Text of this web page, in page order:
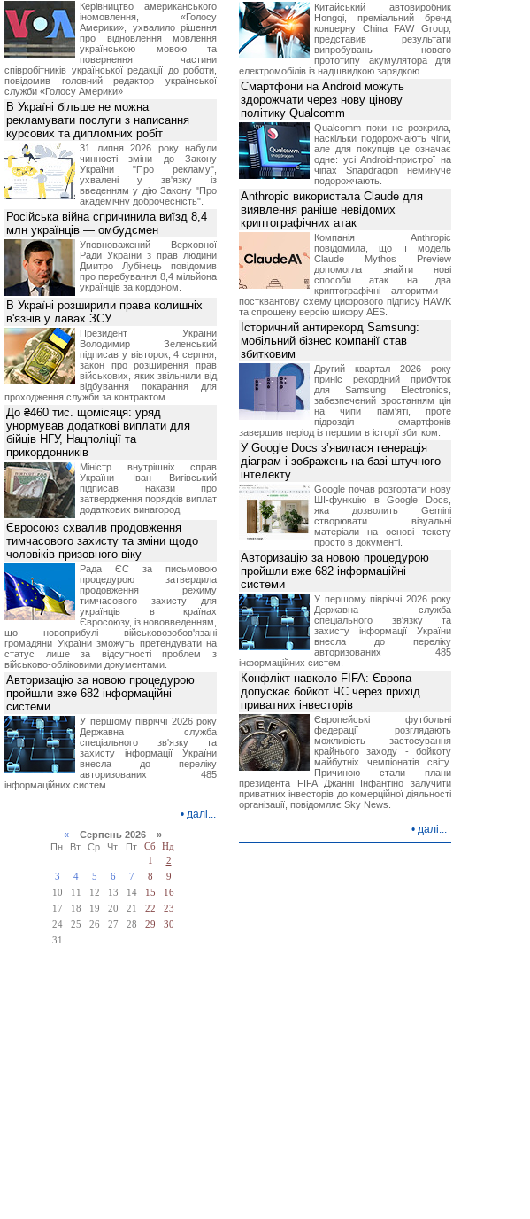
Керівництво американського
іномовлення, «Голосу
Америки», ухвалило рішення
про відновлення мовлення
українською мовою та
повернення частини
співробітників української редакції до роботи,
повідомив головний редактор української
служби «Голосу Америки»
В Україні більше не можна
рекламувати послуги з написання
курсових та дипломних робіт
31 липня 2026 року набули
чинності зміни до Закону
України "Про рекламу",
ухвалені у зв'язку із
введенням у дію Закону "Про
академічну доброчесність".
Російська війна спричинила виїзд 8,4
млн українців — омбудсмен
Уповноважений Верховної
Ради України з прав людини
Дмитро Лубінець повідомив
про перебування 8,4 мільйона
українців за кордоном.
В Україні розширили права колишніх
в'язнів у лавах ЗСУ
Президент України
Володимир Зеленський
підписав у вівторок, 4 серпня,
закон про розширення прав
військових, яких звільнили від
відбування покарання для
проходження служби за контрактом.
До ₴460 тис. щомісяця: уряд
унормував додаткові виплати для
бійців НГУ, Нацполіції та
прикордонників
Міністр внутрішніх справ
України Іван Вигівський
підписав накази про
затвердження порядків виплат
додаткових винагород
Євросоюз схвалив продовження
тимчасового захисту та зміни щодо
чоловіків призовного віку
Рада ЄС за письмовою
процедурою затвердила
продовження режиму
тимчасового захисту для
українців в країнах
Євросоюзу, із нововведенням,
що новоприбулі військовозобов'язані
громадяни України зможуть претендувати на
статус лише за відсутності проблем з
військово-обліковими документами.
Авторизацію за новою процедурою
пройшли вже 682 інформаційні
системи
У першому півріччі 2026 року
Державна служба
спеціального зв'язку та
захисту інформації України
внесла до переліку
авторизованих 485
інформаційних систем.
• далі...
«Серпень 2026 »
Пн
Вт Ср Чт Пт Сб
Нд
1
2
3
4 5 6 7 8
9
10
11 12 13 14 15
16
17
18 19 20 21 22
23
24
25 26 27 28 29
30
31
Китайський автовиробник
Hongqi, преміальний бренд
концерну China FAW Group,
представив результати
випробувань нового
прототипу акумулятора для
електромобілів із надшвидкою зарядкою.
Смартфони на Android можуть
здорожчати через нову цінову
політику Qualcomm
Qualcomm поки не розкрила,
наскільки подорожчають чіпи,
але для покупців це означає
одне: усі Android-пристрої на
чіпах Snapdragon неминуче
подорожчають.
Anthropic використала Claude для
виявлення раніше невідомих
криптографічних атак
Компанія Anthropic
повідомила, що її модель
Claude Mythos Preview
допомогла знайти нові
способи атак на два
криптографічні алгоритми -
постквантову схему цифрового підпису HAWK
та спрощену версію шифру AES.
Історичний антирекорд Samsung:
мобільний бізнес компанії став
збитковим
Другий квартал 2026 року
приніс рекордний прибуток
для Samsung Electronics,
забезпечений зростанням цін
на чипи пам'яті, проте
підрозділ смартфонів
завершив період із першим в історії збитком.
У Google Docs з’явилася генерація
діаграм і зображень на базі штучного
інтелекту
Google почав розгортати нову
ШІ-функцію в Google Docs,
яка дозволить Gemini
створювати візуальні
матеріали на основі тексту
просто в документі.
Авторизацію за новою процедурою
пройшли вже 682 інформаційні
системи
У першому півріччі 2026 року
Державна служба
спеціального зв'язку та
захисту інформації України
внесла до переліку
авторизованих 485
інформаційних систем.
Конфлікт навколо FIFA: Європа
допускає бойкот ЧС через прихід
приватних інвесторів
Європейські футбольні
федерації розглядають
можливість застосування
крайнього заходу - бойкоту
майбутніх чемпіонатів світу.
Причиною стали плани
президента FIFA Джанні Інфантіно залучити
приватних інвесторів до комерційної діяльності
організації, повідомляє Sky News.
• далі...